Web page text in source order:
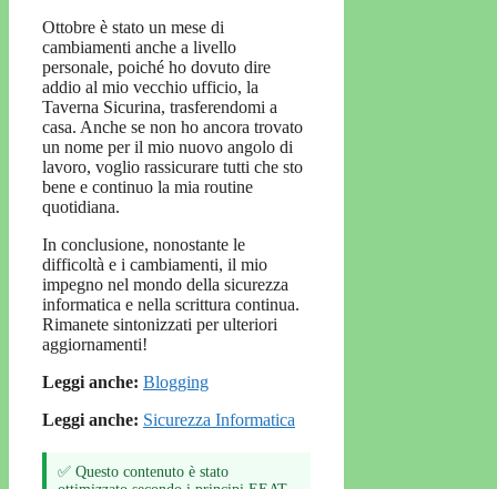
Ottobre è stato un mese di
cambiamenti anche a livello
personale, poiché ho dovuto dire
addio al mio vecchio ufficio, la
Taverna Sicurina, trasferendomi a
casa. Anche se non ho ancora trovato
un nome per il mio nuovo angolo di
lavoro, voglio rassicurare tutti che sto
bene e continuo la mia routine
quotidiana.
In conclusione, nonostante le
difficoltà e i cambiamenti, il mio
impegno nel mondo della sicurezza
informatica e nella scrittura continua.
Rimanete sintonizzati per ulteriori
aggiornamenti!
Leggi anche: Blogging
Leggi anche: Sicurezza Informatica
✅ Questo contenuto è stato